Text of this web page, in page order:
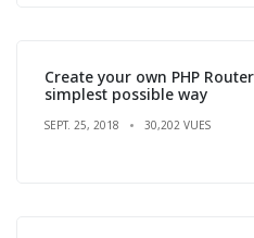
Create your own PHP
simplest possible way
SEPT. 25, 2018 30,202 VUES